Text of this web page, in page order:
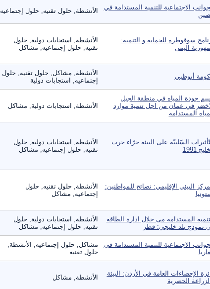
الاجتماعية للتنمية المستدامة في
الأنشطة, حلول تقنيه, حلول إجتماعيه
سوقوطره للحمايه و التنميه:
اليمن
الأنشطة, استجابات دولية, حلول
تقنيه, حلول إجتماعيه, مشاكل
أبوظبي
الأنشطة, مشاكل, حلول تقنيه, حلول
إجتماعيه, استجابات دولية
جودة المياه في منطقة الجبل
في عمان من اجل تنمية موارد
المستدامه
الأنشطة, استجابات دولية, مشاكل
السّلبيّه على البيئه جرّاء حرب
1991
الأنشطة, استجابات دولية, حلول
تقنيه, حلول إجتماعيه, مشاكل
البيئي الإقليمي: نصائح للمواطنين:
الأنشطة, حلول تقنيه, حلول
إجتماعيه, مشاكل
المستدامه مى خلال ادارة الطاقه
نموذج بلد خليجي: قطر
الأنشطة, استجابات دولية, حلول
تقنيه, حلول إجتماعيه, مشاكل
الاجتماعية للتنمية المستدامة في
مشاكل, حلول إجتماعيه, الأنشطة,
حلول تقنيه
الإحصاءات العامة في الأردن: البيئة
الحضرية
الأنشطة, مشاكل